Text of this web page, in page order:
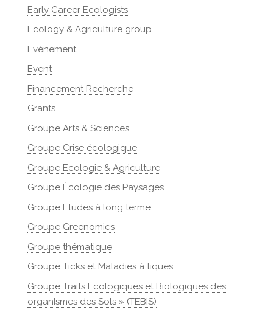
Early Career Ecologists
Ecology & Agriculture group
Evènement
Event
Financement Recherche
Grants
Groupe Arts & Sciences
Groupe Crise écologique
Groupe Ecologie & Agriculture
Groupe Écologie des Paysages
Groupe Etudes à long terme
Groupe Greenomics
Groupe thématique
Groupe Ticks et Maladies à tiques
Groupe Traits Ecologiques et Biologiques des
organIsmes des Sols » (TEBIS)